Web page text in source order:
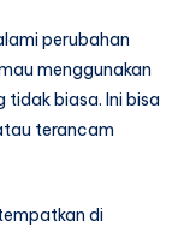
perubahan
menggunakan
biasa. Ini bisa
terancam
di